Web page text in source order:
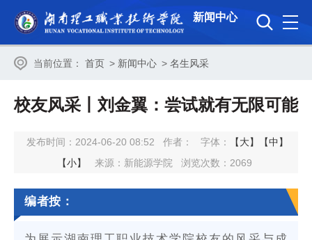
新闻中心
当前位置： 首页 > 新闻中心 > 名生风采
校友风采丨刘金翼：尝试就有无限可能
发布时间：2024-06-20 08:52 作者： 字体： 【大】
【中】
【小】
来源：新能源学院 浏览次数： 2069
编者按：